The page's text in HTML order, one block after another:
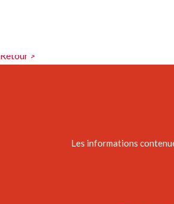
Superbe randonnée, malheureusement
Retour >
Les informations